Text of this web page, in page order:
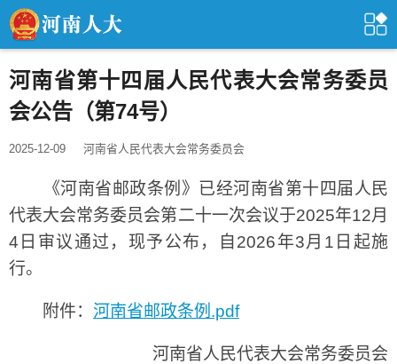
河南省第十四届人民代表大会常务委员
会公告（第74号）
2025-12-09 河南省人民代表大会常务委员会
《河南省邮政条例》已经河南省第十四届人民
代表大会常务委员会第二十一次会议于2025年12月
4日审议通过，现予公布，自2026年3月1日起施
行。
附件： 河南省邮政条例.pdf
河南省人民代表大会常务委员会